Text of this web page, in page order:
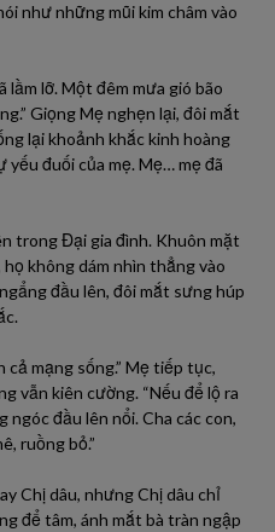
như những mũi kim châm vào
lầm lỡ. Một đêm mưa gió bão
Giọng Mẹ nghẹn lại, đôi mắt
lại khoảnh khắc kinh hoàng
yếu đuối của mẹ. Mẹ… mẹ đã
trong Đại gia đình. Khuôn mặt
không dám nhìn thẳng vào
đầu lên, đôi mắt sưng húp
cả mạng sống.” Mẹ tiếp tục,
vẫn kiên cường. “Nếu để lộ ra
ngóc đầu lên nổi. Cha các con,
ruồng bỏ.”
Chị dâu, nhưng Chị dâu chỉ
để tâm, ánh mắt bà tràn ngập